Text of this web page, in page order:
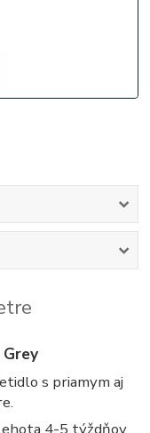
s priamym aj